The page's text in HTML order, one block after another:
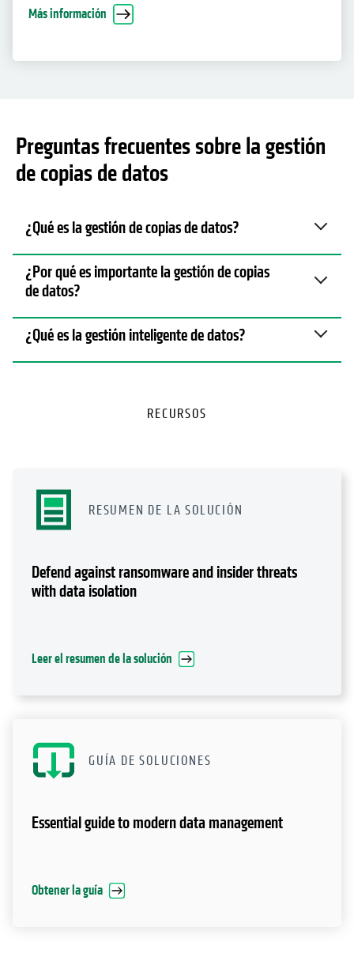
Más información
Preguntas frecuentes sobre la gestión
de copias de datos
¿Qué es la gestión de copias de datos?
¿Por qué es importante la gestión de copias
de datos?
¿Qué es la gestión inteligente de datos?
RECURSOS
RESUMEN DE LA SOLUCIÓN
Defend against ransomware and insider threats
with data isolation
Leer el resumen de la solución
GUÍA DE SOLUCIONES
Essential guide to modern data management
Obtener la guía